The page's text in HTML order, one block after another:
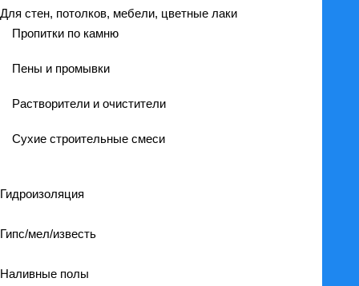
Для стен, потолков, мебели, цветные лаки
Пропитки по камню
Пены и промывки
Растворители и очистители
Сухие строительные смеси
Гидроизоляция
Гипс/мел/известь
Наливные полы